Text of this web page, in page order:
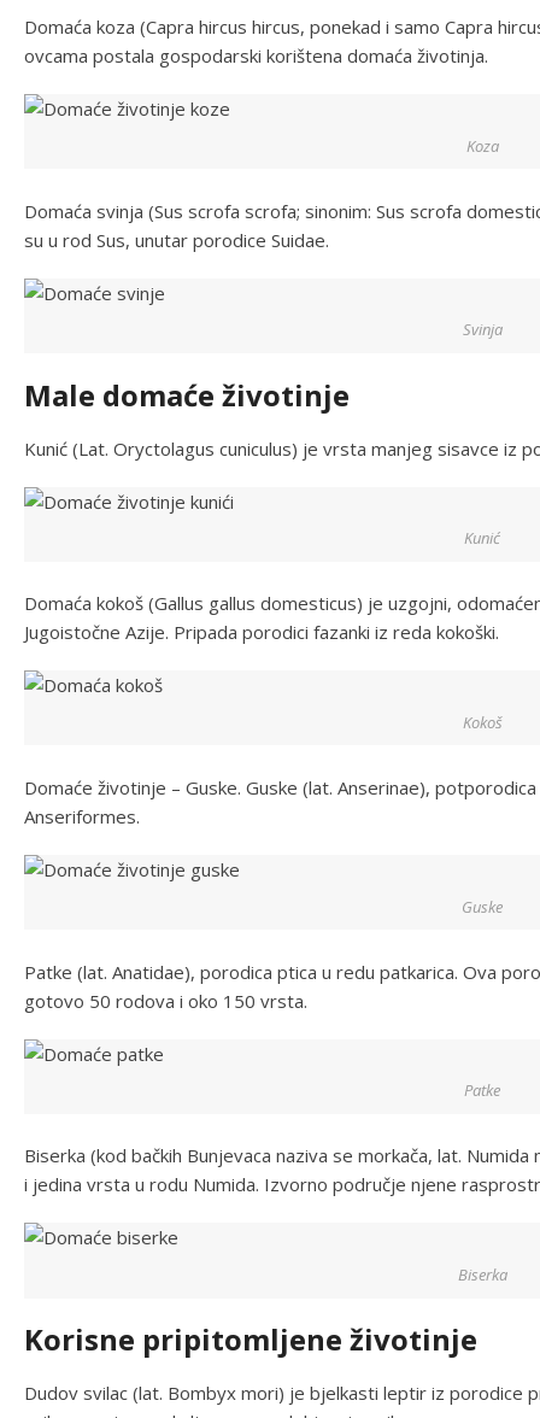
Domaća koza (Capra hircus hircus, ponekad i samo Capra
ovcama postala gospodarski korištena domaća životinja.
Koza
Domaća svinja (Sus scrofa scrofa; sinonim: Sus scrofa
su u rod Sus, unutar porodice Suidae.
Svinja
Male domaće životinje
Kunić (Lat. Oryctolagus cuniculus) je vrsta manjeg sisavce iz
Kunić
Domaća kokoš (Gallus gallus domesticus) je uzgojni,
Jugoistočne Azije. Pripada porodici fazanki iz reda kokoški.
Kokoš
Domaće životinje – Guske. Guske (lat. Anserinae),
Anseriformes.
Guske
Patke (lat. Anatidae), porodica ptica u redu patkarica. Ova
gotovo 50 rodova i oko 150 vrsta.
Patke
Biserka (kod bačkih Bunjevaca naziva se morkača, lat.
i jedina vrsta u rodu Numida. Izvorno područje njene
Biserka
Korisne pripitomljene životinje
Dudov svilac (lat. Bombyx mori) je bjelkasti leptir iz porodice